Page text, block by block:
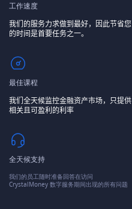
工作速度
我们的服务力求做到最好，因此节省您
的时间是首要任务之一。
最佳课程
我们全天候监控金融资产市场，只提供
相关且可盈利的利率
全天候支持
我们的员工随时准备回答在访问
CrystalMoney 数字服务期间出现的所有问题